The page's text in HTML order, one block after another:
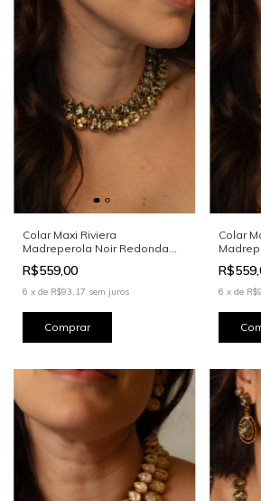
Colar Maxi Riviera
Madreperola Noir Redonda
12mm
R$559,00
6 x de R$93,17 sem juros
Colar
6 x de